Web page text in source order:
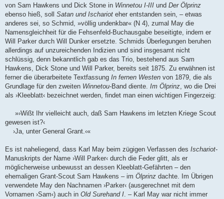
von Sam Hawkens und Dick Stone in Winnetou I-III und Der Ölprinz
ebenso hieß, soll Satan und Ischariot eher entstanden sein, – etwas
anderes sei, so Schmid, »völlig undenkbar« (N 4), zumal May die
Namensgleichheit für die Fehsenfeld-Buchausgabe beseitigte, indem er
Will Parker durch Will Dunker ersetzte. Schmids Überlegungen beruhen
allerdings auf unzureichenden Indizien und sind insgesamt nicht
schlüssig, denn bekanntlich gab es das Trio, bestehend aus Sam
Hawkens, Dick Stone und Will Parker, bereits seit 1875. Zu erwähnen ist
ferner die überarbeitete Textfassung In fernen Westen von 1879, die als
Grundlage für den zweiten Winnetou-Band diente. Im Ölprinz, wo die Drei
als ›Kleeblatt‹ bezeichnet werden, findet man einen wichtigen Fingerzeig:
»›Wißt Ihr vielleicht auch, daß Sam Hawkens im letzten Kriege Scout
gewesen ist?‹
›Ja, unter General Grant.‹«
Es ist naheliegend, dass Karl May beim zügigen Verfassen des Ischariot-
Manuskripts der Name ›Will Parker‹ durch die Feder glitt, als er
möglicherweise unbewusst an dessen Kleeblatt-Gefährten – den
ehemaligen Grant-Scout Sam Hawkens – im Ölprinz dachte. Im Übrigen
verwendete May den Nachnamen ›Parker‹ (ausgerechnet mit dem
Vornamen ›Sam‹) auch in Old Surehand I. – Karl May war nicht immer